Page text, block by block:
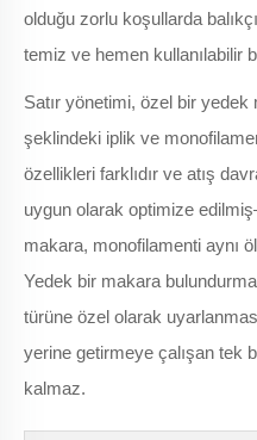
olduğu zorlu koşullarda
temiz ve hemen kullanılabilir
Satır yönetimi, özel bir
şeklindeki iplik ve
özellikleri farklıdır ve atış
uygun olarak optimize
makara, monofilamenti aynı
Yedek bir makara
türüne özel olarak
yerine getirmeye çalışan tek
kalmaz.